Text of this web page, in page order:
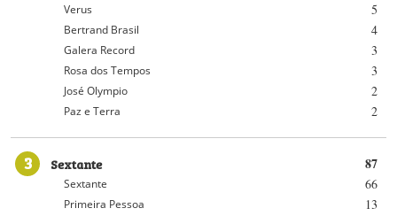
5
Verus
4
Bertrand Brasil
3
Galera Record
3
Rosa dos Tempos
2
José Olympio
2
Paz e Terra
3 87
Sextante
66
Sextante
13
Primeira Pessoa